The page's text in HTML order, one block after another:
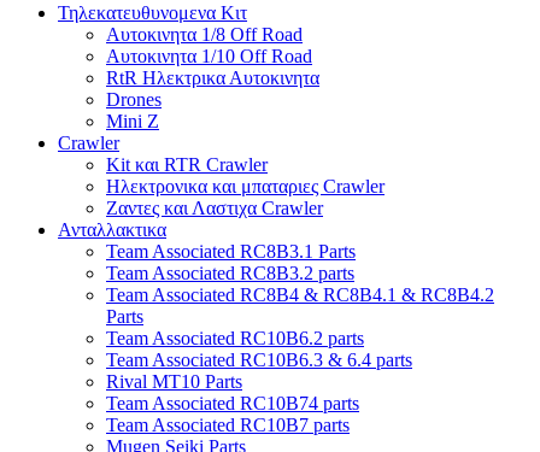
Τηλεκατευθυνομενα Κιτ
Αυτοκινητα 1/8 Off Road
Αυτοκινητα 1/10 Off Road
RtR Ηλεκτρικα Αυτοκινητα
Drones
Mini Z
Crawler
Kit και RTR Crawler
Ηλεκτρονικα και μπαταριες Crawler
Ζαντες και Λαστιχα Crawler
Ανταλλακτικα
Team Associated RC8B3.1 Parts
Team Associated RC8B3.2 parts
Team Associated RC8B4 & RC8B4.1 & RC8B4.2
Parts
Team Associated RC10B6.2 parts
Team Associated RC10B6.3 & 6.4 parts
Rival MT10 Parts
Team Associated RC10B74 parts
Team Associated RC10B7 parts
Mugen Seiki Parts